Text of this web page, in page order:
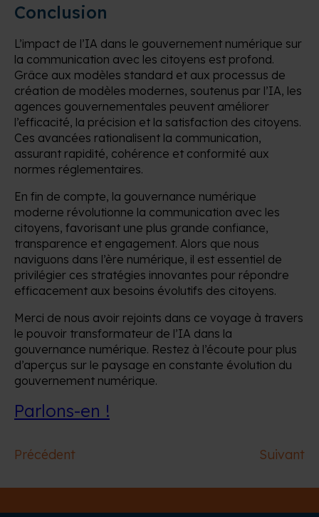
Conclusion
L’impact de l’IA dans le gouvernement numérique sur
la communication avec les citoyens est profond.
Grâce aux modèles standard et aux processus de
création de modèles modernes, soutenus par l’IA, les
agences gouvernementales peuvent améliorer
l’efficacité, la précision et la satisfaction des citoyens.
Ces avancées rationalisent la communication,
assurant rapidité, cohérence et conformité aux
normes réglementaires.
En fin de compte, la gouvernance numérique
moderne révolutionne la communication avec les
citoyens, favorisant une plus grande confiance,
transparence et engagement. Alors que nous
naviguons dans l’ère numérique, il est essentiel de
privilégier ces stratégies innovantes pour répondre
efficacement aux besoins évolutifs des citoyens.
Merci de nous avoir rejoints dans ce voyage à travers
le pouvoir transformateur de l’IA dans la
gouvernance numérique. Restez à l’écoute pour plus
d’aperçus sur le paysage en constante évolution du
gouvernement numérique.
Parlons-en !
Suivant
Précédent